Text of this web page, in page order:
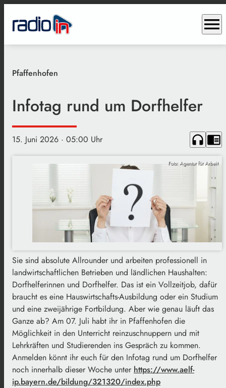
menu
Pfaffenhofen
Infotag rund um Dorfhelfer
15. Juni 2026 · 05:00 Uhr headphones chrome_reader_mode
Foto: Agentur für Arbeit
Sie sind absolute Allrounder und arbeiten professionell in
landwirtschaftlichen Betrieben und ländlichen Haushalten:
Dorfhelferinnen und Dorfhelfer. Das ist ein Vollzeitjob, dafür
braucht es eine Hauswirtschafts-Ausbildung oder ein Studium
und eine zweijährige Fortbildung. Aber wie genau läuft das
Ganze ab? Am 07. Juli habt ihr in Pfaffenhofen die
Möglichkeit in den Unterricht reinzuschnuppern und mit
Lehrkräften und Studierenden ins Gespräch zu kommen.
Anmelden könnt ihr euch für den Infotag rund um Dorfhelfer
noch innerhalb dieser Woche unter https://www.aelf-
ip.bayern.de/bildung/321320/index.php